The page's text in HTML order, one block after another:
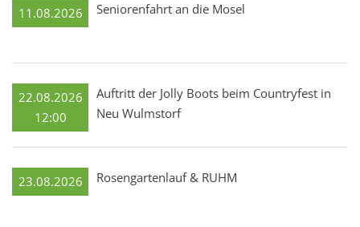
11.08.2026 Seniorenfahrt an die Mosel
22.08.2026
12:00
Auftritt der Jolly Boots beim Countryfest in
Neu Wulmstorf
23.08.2026 Rosengartenlauf & RUHM